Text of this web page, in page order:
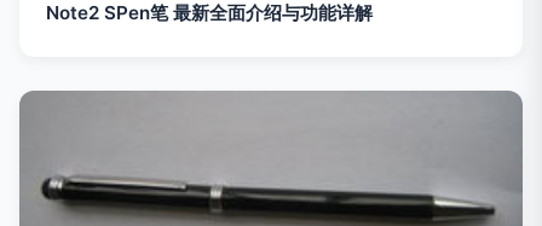
Note2 SPen笔 最新全面介绍与功能详解